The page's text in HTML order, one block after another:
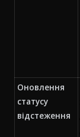
Оновлення
статусу
відстеження